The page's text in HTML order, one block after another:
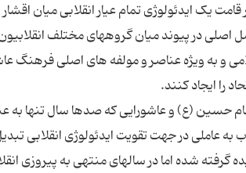
قامت یک ایدئولوژی تمام عیار انقلابی میان
اصلی در پیوند میان گروههای مختلف
و به ویژه عناصر و مولفه های اصلی فرهنگ
حسین (ع) و عاشورایی که صدها سال تنها
به عاملی در جهت تقویت ایدئولوژی انقلابی
گرفته شده اما در سالهای منتهی به